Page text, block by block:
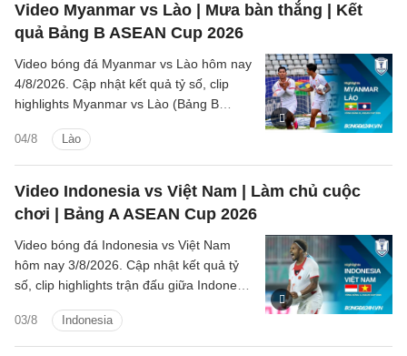
Video Myanmar vs Lào | Mưa bàn thắng | Kết
quả Bảng B ASEAN Cup 2026
04/8 Lào
Video bóng đá Myanmar vs Lào hôm nay
4/8/2026. Cập nhật kết quả tỷ số, clip
highlights Myanmar vs Lào (Bảng B
sân.
Video Indonesia vs Việt Nam | Làm chủ cuộc
chơi | Bảng A ASEAN Cup 2026
03/8 Indonesia
Video bóng đá Indonesia vs Việt Nam
hôm nay 3/8/2026. Cập nhật kết quả tỷ
số, clip highlights trận đấu giữa Indonesia